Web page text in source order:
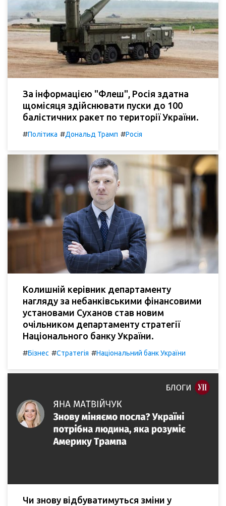
За інформацією "Флеш", Росія здатна
щомісяця здійснювати пуски до 100
балістичних ракет по території України.
#Політика #Дональд Трамп #Росія
Колишній керівник департаменту
нагляду за небанківськими фінансовими
установами Суханов став новим
очільником департаменту стратегії
Національного банку України.
#Бізнес #Стратегія #Національний банк України
Чи знову відбуватимуться зміни у